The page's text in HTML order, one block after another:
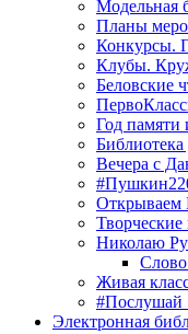
Модельная
Планы
Конкурсы.
Клубы.
Беловские
Год памяти
Вечера с
Открываем
Творческие
Николаю
Живая
Электронная